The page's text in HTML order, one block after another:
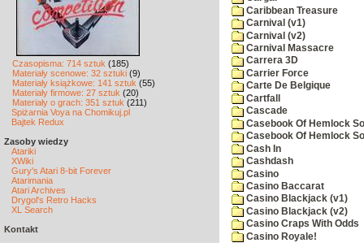
Czasopisma: 714 sztuk (185)
Materiały scenowe: 32 sztuki (9)
Materiały książkowe: 141 sztuk (55)
Materiały firmowe: 27 sztuk (20)
Materiały o grach: 351 sztuk (211)
Spiżarnia Voya na Chomikuj.pl
Bajtek Redux
Zasoby wiedzy
Atariki
XWiki
Gury's Atari 8-bit Forever
Atarimania
Atari Archives
Drygol's Retro Hacks
XL Search
Kontakt
Caribbean Treasure
Carnival (v1)
Carnival (v2)
Carnival Massacre
Carrera 3D
Carrier Force
Carte De Belgique
Cartfall
Cascade
Casebook Of Hemlock
Casebook Of Hemlock
Cash In
Cashdash
Casino
Casino Baccarat
Casino Blackjack (v1)
Casino Blackjack (v2)
Casino Craps With Odds
Casino Royale!